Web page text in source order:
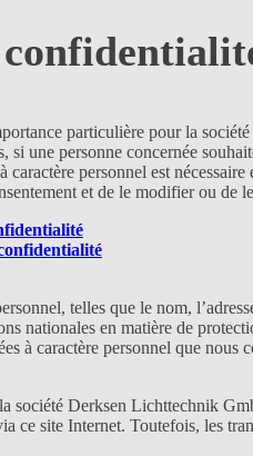
particulière pour la
si une personne concernée
caractère personnel est
et de le modifier ou de
telles que le nom,
nationales en matière de
à caractère personnel que
société Derksen Lichttechnik
ce site Internet. Toutefois, les